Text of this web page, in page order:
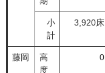
小
計
3,920床
藤岡
高
度
0